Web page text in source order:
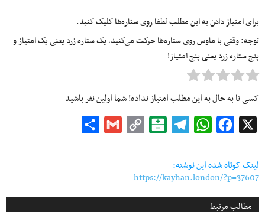
برای امتیاز دادن به این مطلب لطفا روی ستاره‌ها کلیک کنید.
توجه: وقتی با ماوس روی ستاره‌ها حرکت می‌کنید، یک ستاره زرد یعنی یک امتیاز و
پنج ستاره زرد یعنی پنج امتیاز!
کسی تا به حال به این مطلب امتیاز نداده! شما اولین نفر باشید
Facebook
WhatsApp
Telegram
Balatarin
Copy
Gmail
لینک کوتاه شده این نوشته:
https://kayhan.london/?p=37607
مطالب مرتبط